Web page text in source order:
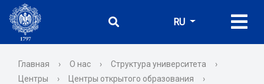
RU
Главная › О нас › Структура университета
›
Центры
› Центры открытого образования
›